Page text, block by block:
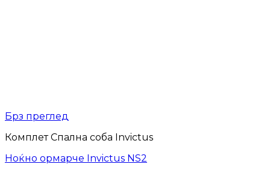
Брз преглед
Комплет Спална соба Invictus
Ноќно ормарче Invictus NS2